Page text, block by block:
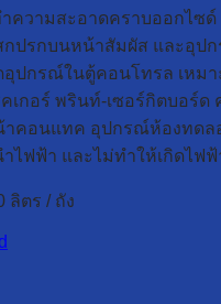
ความสะอาดคราบออกไซด์
กปรกบนหน้าสัมผัส และอุป
ปกรณ์ในตู้คอนโทรล เหมา
เกอร์ พรินท์-เซอร์กิตบอร์ด
น้าคอนแทค อุปกรณ์ห้องทดล
ไฟฟ้า และไม่ทำให้เกิดไฟฟ้
ลิตร / ถัง